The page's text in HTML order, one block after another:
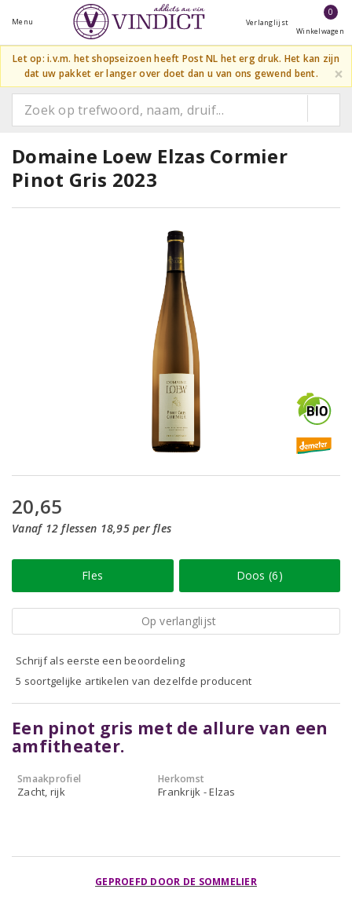
Menu Verlanglijst
0
Winkelwagen
Let op: i.v.m. het shopseizoen heeft Post NL het erg druk. Het kan zijn
dat uw pakket er langer over doet dan u van ons gewend bent.
×
Domaine Loew Elzas Cormier
Pinot Gris 2023
20,65
Vanaf 12 flessen 18,95 per fles
Fles Doos (6)
Op verlanglijst
Schrijf als eerste een beoordeling
5 soortgelijke artikelen van dezelfde producent
Een pinot gris met de allure van een
amfitheater.
Smaakprofiel
Zacht, rijk
Herkomst
Frankrijk - Elzas
GEPROEFD DOOR DE SOMMELIER